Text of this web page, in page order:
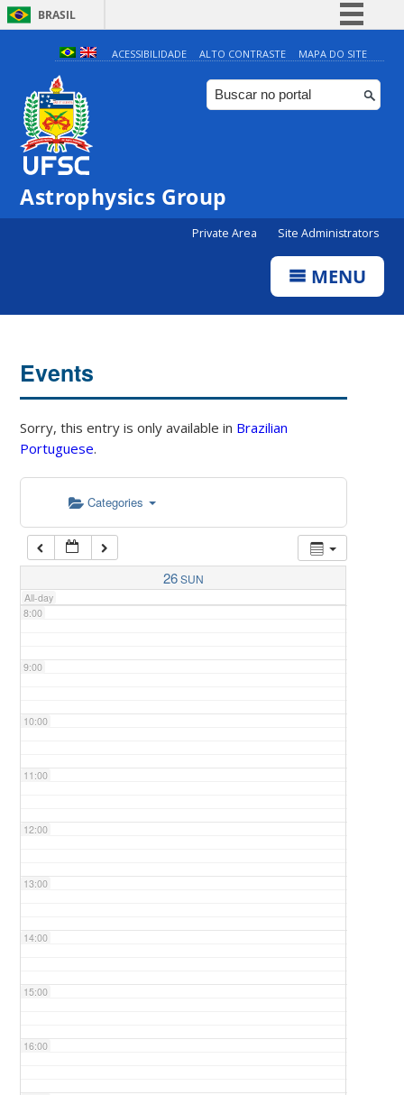
BRASIL
Simplifique!
Comunica BR
Participe
ACESSIBILIDADE ALTO CONTRASTE MAPA DO SITE
Astrophysics Group
Private Area Site Administrators
MENU
Events
Sorry, this entry is only available in Brazilian
Portuguese.
Categories
26SUN
All-day
4:00
5:00
7:00
8:00
9:00
10:00
11:00
12:00
13:00
14:00
15:00
16:00